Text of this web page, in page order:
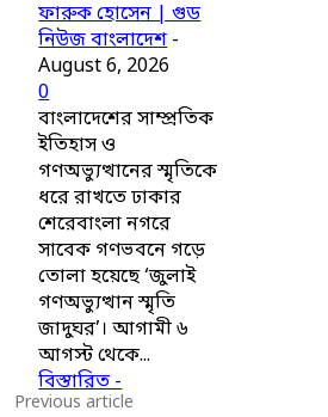
ফারুক হোসেন | গুড
নিউজ বাংলাদেশ -
August 6, 2026
0
বাংলাদেশের সাম্প্রতিক
ইতিহাস ও
গণঅভ্যুত্থানের স্মৃতিকে
ধরে রাখতে ঢাকার
শেরেবাংলা নগরে
সাবেক গণভবনে গড়ে
তোলা হয়েছে ‘জুলাই
গণঅভ্যুত্থান স্মৃতি
জাদুঘর’। আগামী ৬
আগস্ট থেকে...
বিস্তারিত -
Previous article